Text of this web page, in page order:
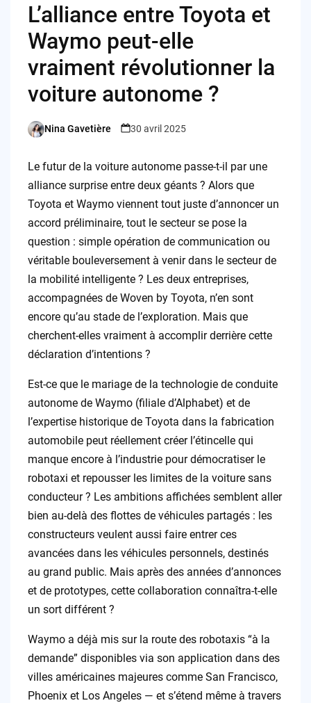
L’alliance entre Toyota et
Waymo peut-elle
vraiment révolutionner la
voiture autonome ?
Posted
Nina Gavetière 30 avril 2025
Le futur de la voiture autonome passe-t-il par une
alliance surprise entre deux géants ? Alors que
Toyota et Waymo viennent tout juste d’annoncer un
accord préliminaire, tout le secteur se pose la
question : simple opération de communication ou
véritable bouleversement à venir dans le secteur de
la mobilité intelligente ? Les deux entreprises,
accompagnées de Woven by Toyota, n’en sont
encore qu’au stade de l’exploration. Mais que
cherchent-elles vraiment à accomplir derrière cette
déclaration d’intentions ?
Est-ce que le mariage de la technologie de conduite
autonome de Waymo (filiale d’Alphabet) et de
l’expertise historique de Toyota dans la fabrication
automobile peut réellement créer l’étincelle qui
manque encore à l’industrie pour démocratiser le
robotaxi et repousser les limites de la voiture sans
conducteur ? Les ambitions affichées semblent aller
bien au-delà des flottes de véhicules partagés : les
constructeurs veulent aussi faire entrer ces
avancées dans les véhicules personnels, destinés
au grand public. Mais après des années d’annonces
et de prototypes, cette collaboration connaîtra-t-elle
un sort différent ?
Waymo a déjà mis sur la route des robotaxis “à la
demande” disponibles via son application dans des
villes américaines majeures comme San Francisco,
Phoenix et Los Angeles — et s’étend même à travers